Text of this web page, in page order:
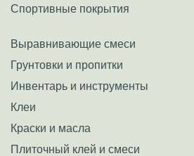
Спортивные покрытия
Выравнивающие смеси
Грунтовки и пропитки
Инвентарь и инструменты
Клеи
Краски и масла
Плиточный клей и смеси